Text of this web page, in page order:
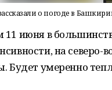
о погоде в
11 июня в
на
Будет умеренно